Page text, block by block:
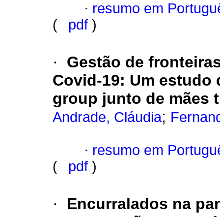
· resumo em
(
pdf )
·
Gestão de
Covid-19: Um
group junto de mães
Andrade, Cláudia;
· resumo em
(
pdf )
·
Encurralados na